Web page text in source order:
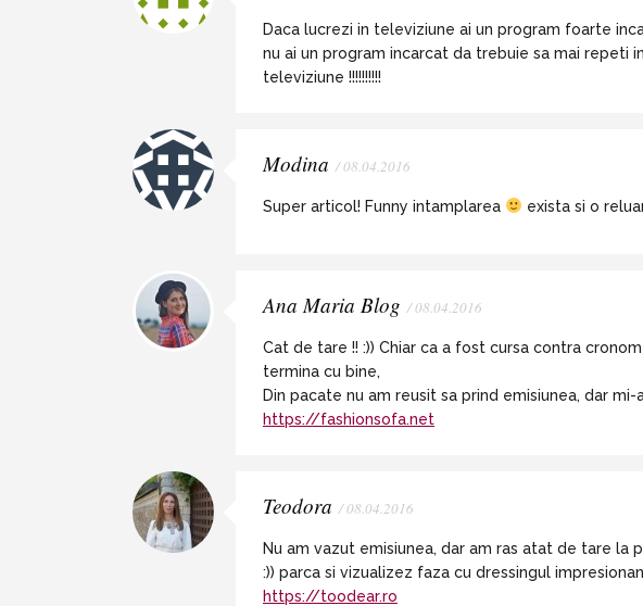
Daca lucrezi in televiziune ai un program foarte
nu ai un program incarcat da trebuie sa mai repeti
televiziune !!!!!!!!!!
Modina / 08.04.2016
Super articol! Funny intamplarea exista si o
Ana Maria Blog / 08.04.2016
Cat de tare !! :)) Chiar ca a fost cursa contra
termina cu bine,
Din pacate nu am reusit sa prind emisiunea, dar
https://fashionsofa.net
Teodora / 08.04.2016
Nu am vazut emisiunea, dar am ras atat de tare
:)) parca si vizualizez faza cu dressingul
https://toodear.ro